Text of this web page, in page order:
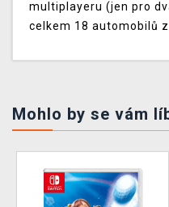
multiplayeru (jen pro
celkem 18 automobilů
Mohlo by se vám